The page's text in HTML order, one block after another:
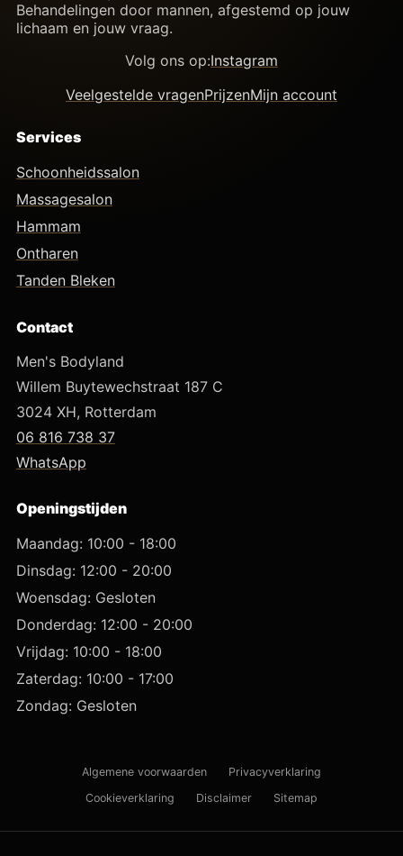
Behandelingen door mannen, afgestemd op jouw
lichaam en jouw vraag.
Volg ons op:Instagram
Veelgestelde vragenPrijzenMijn account
Services
Schoonheidssalon
Massagesalon
Hammam
Ontharen
Tanden Bleken
Contact
Men's Bodyland
Willem Buytewechstraat 187 C
3024 XH, Rotterdam
06 816 738 37
WhatsApp
Openingstijden
Maandag: 10:00 - 18:00
Dinsdag: 12:00 - 20:00
Woensdag: Gesloten
Donderdag: 12:00 - 20:00
Vrijdag: 10:00 - 18:00
Zaterdag: 10:00 - 17:00
Zondag: Gesloten
Algemene voorwaarden
Privacyverklaring
Cookieverklaring
Disclaimer Sitemap